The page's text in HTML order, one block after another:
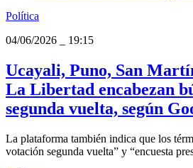
Política
04/06/2026
19:15
Ucayali, Puno, San
La Libertad encabezan
segunda vuelta, según
La plataforma también indica que los
votación segunda vuelta” y “encuesta